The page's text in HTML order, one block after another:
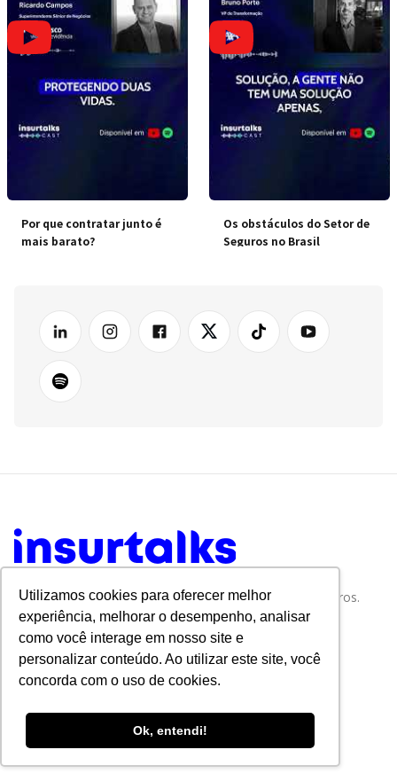
Utilizamos cookies para oferecer melhor
experiência, melhorar o desempenho, analisar
como você interage em nosso site e
personalizar conteúdo. Ao utilizar este site, você
concorda com o uso de cookies.
Ok, entendi!
Por que contratar junto é
mais barato?
Os obstáculos do Setor de
Seguros no Brasil
Tudo sobre Tecnologia e Inovação no Mercado de Seguros.